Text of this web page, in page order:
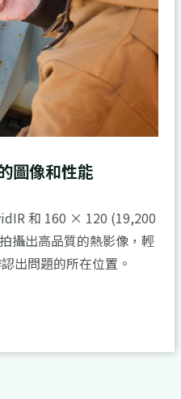
圖像和性能
和 160 × 120 (19,200
攝出高品質的熱影像，輕
出問題的所在位置。